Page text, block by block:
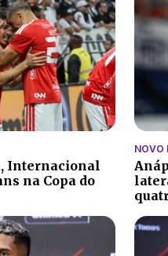
Internacional
na Copa do
NOVO